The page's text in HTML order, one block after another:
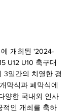
개최된 '2024-
U12 U10 축구대
3일간의 치열한 경
막식과 폐막식에
양한 국내외 인사
적인 개최를 축하